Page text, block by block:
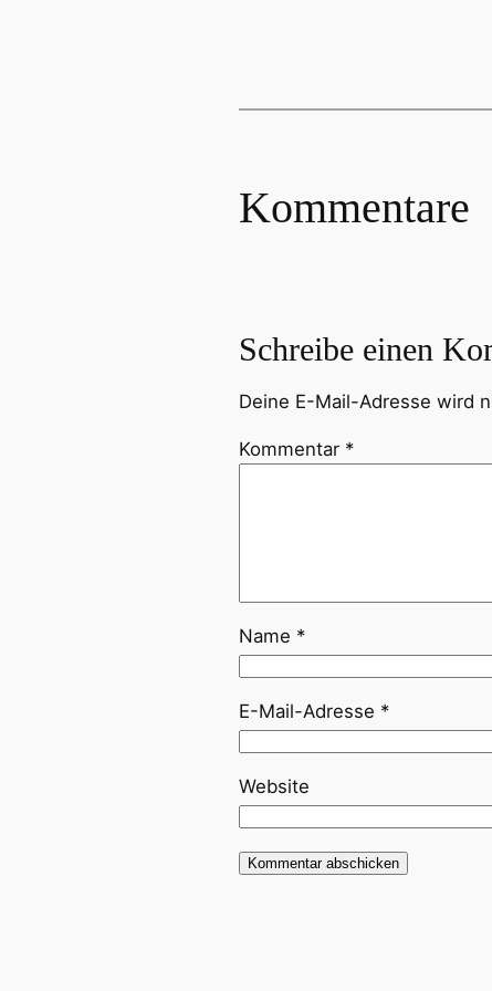
Kommentare
Schreibe einen
Deine E-Mail-Adresse wird
Kommentar *
Name *
E-Mail-Adresse *
Website